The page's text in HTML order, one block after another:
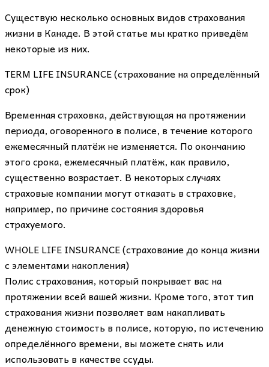
Существую несколько основных видов страхования
жизни в Канаде. В этой статье мы кратко приведём
некоторые из них.
TERM LIFE INSURANCE (страхование на определённый
срок)
Временная страховка, действующая на протяжении
периода, оговоренного в полисе, в течение которого
ежемесячный платёж не изменяется. По окончанию
этого срока, ежемесячный платёж, как правило,
существенно возрастает. В некоторых случаях
страховые компании могут отказать в страховке,
например, по причине состояния здоровья
страхуемого.
WHOLE LIFE INSURANCE (страхование до конца жизни
с элементами накопления)
Полис страхования, который покрывает вас на
протяжении всей вашей жизни. Кроме того, этот тип
страхования жизни позволяет вам накапливать
денежную стоимость в полисе, которую, по истечению
определённого времени, вы можете снять или
использовать в качестве ссуды.